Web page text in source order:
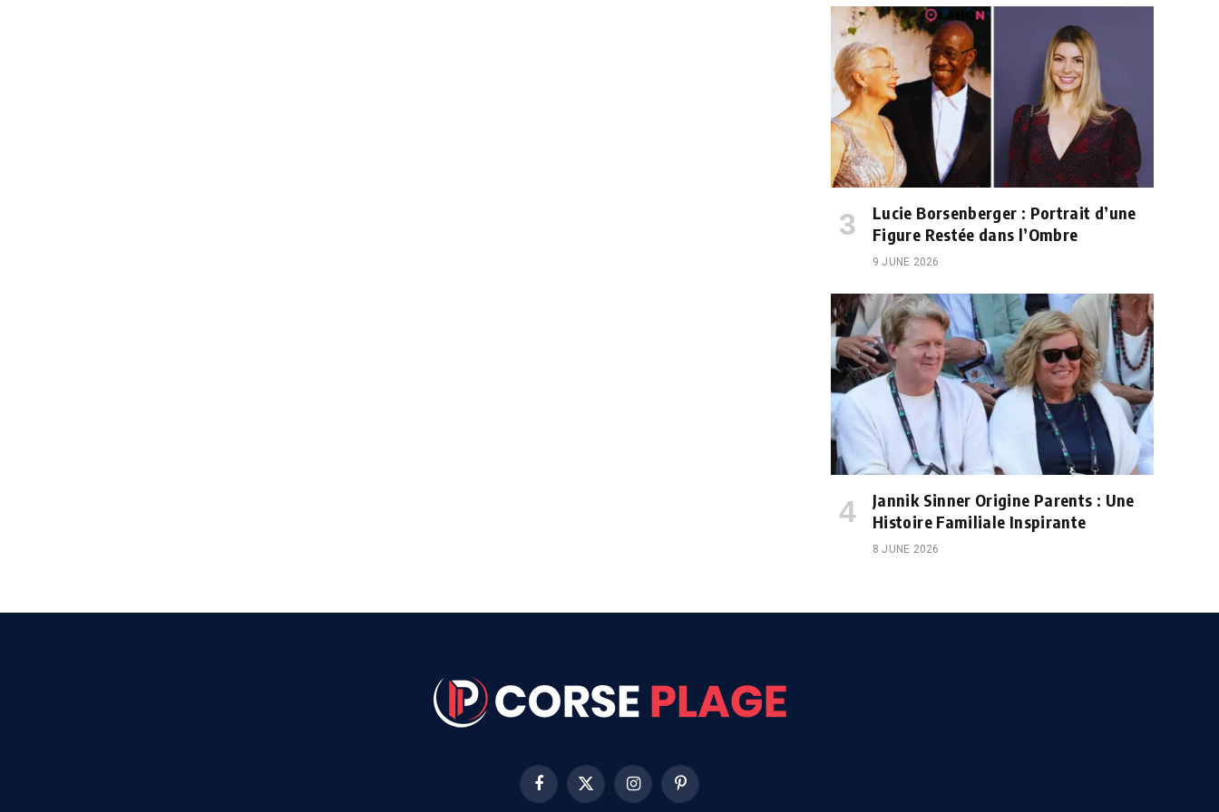
Lucie Borsenberger : Portrait d’une
Figure Restée dans l’Ombre
9 JUNE 2026
Jannik Sinner Origine Parents : Une
Histoire Familiale Inspirante
8 JUNE 2026
FacebookX
(Twitter)
InstagramPinterest